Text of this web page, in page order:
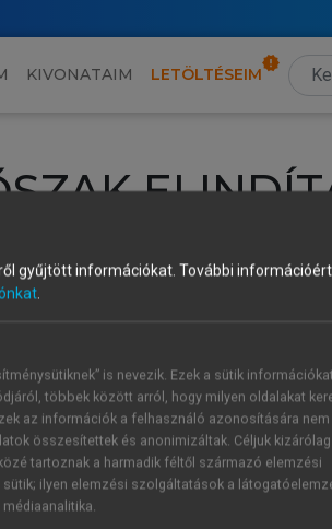
KIVONATAIM LETÖLTÉSEIM
fiókoddal, iskolai azonosítóddal vagy
díjmentes hozzáférésrevagy
vagy hozz
a
ÚJ FIÓK
1 óra
gyűjtött információkat. További
.
is nevezik. Ezek a sütik
többek között arról, hogy milyen oldalakat
az információk a felhasználó azonosítására nem
összesítettek és anonimizáltak. Céljuk
tartoznak a harmadik féltől származó elemzési
ilyen elemzési szolgáltatások a